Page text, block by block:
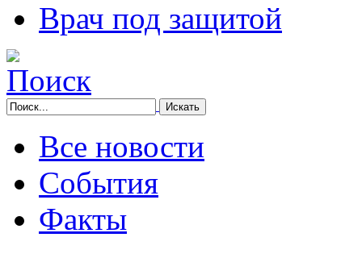
Врач под защитой
Все новости
События
Факты